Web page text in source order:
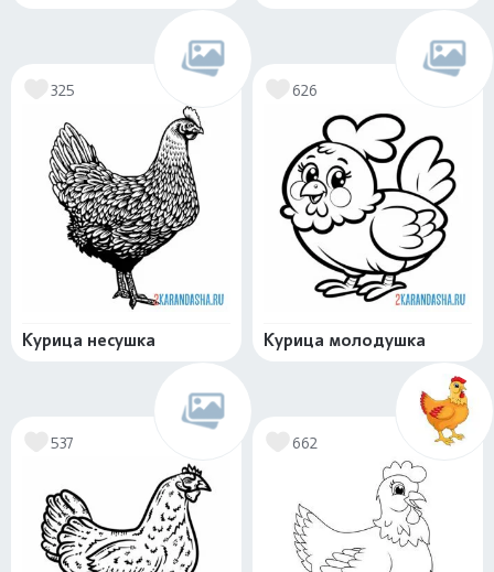
325
Курица несушка
626
Курица молодушка
537 662